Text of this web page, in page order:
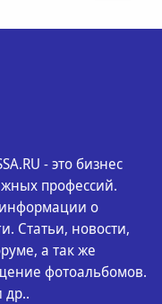
- это бизнес
профессий.
о
Статьи, новости,
а так же
фотоальбомов.
др..